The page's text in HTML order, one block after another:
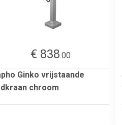
€ 838.00
Ginko vrijstaande
chroom